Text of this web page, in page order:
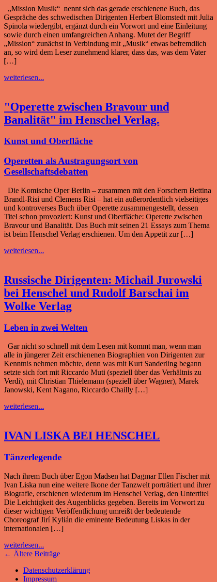
„Mission Musik“ nennt sich das gerade erschienene Buch, das
Gespräche des schwedischen Dirigenten Herbert Blomstedt mit Julia
Spinola wiedergibt, ergänzt durch ein Vorwort und eine Einleitung
sowie durch einen umfangreichen Anhang. Mutet der Begriff
„Mission“ zunächst in Verbindung mit „Musik“ etwas befremdlich
an, so wird dem Leser zunehmend klarer, dass das, was dem Vater
[…]
weiterlesen...
"Operette zwischen Bravour und
Banalität" im Henschel Verlag.
Kunst und Oberfläche
Operetten als Austragungsort von
Gesellschaftsdebatten
Die Komische Oper Berlin – zusammen mit den Forschern Bettina
Brandl-Risi und Clemens Risi – hat ein außerordentlich vielseitiges
und kontroverses Buch über Operette zusammengestellt, dessen
Titel schon provoziert: Kunst und Oberfläche: Operette zwischen
Bravour und Banalität. Das Buch mit seinen 21 Essays zum Thema
ist beim Henschel Verlag erschienen. Um den Appetit zur […]
weiterlesen...
Russische Dirigenten: Michail Jurowski
bei Henschel und Rudolf Barschai im
Wolke Verlag
Leben in zwei Welten
Gar nicht so schnell mit dem Lesen mit kommt man, wenn man
alle in jüngerer Zeit erschienenen Biographien von Dirigenten zur
Kenntnis nehmen möchte, denn was mit Kurt Sanderling begann
setzte sich fort mit Riccardo Muti (speziell über das Verhältnis zu
Verdi), mit Christian Thielemann (speziell über Wagner), Marek
Janowski, Kent Nagano, Riccardo Chailly […]
weiterlesen...
IVAN LISKA BEI HENSCHEL
Tänzerlegende
Nach ihrem Buch über Egon Madsen hat Dagmar Ellen Fischer mit
Ivan Liska nun eine weitere Ikone der Tanzwelt porträtiert und ihrer
Biografie, erschienen wiederum im Henschel Verlag, den Untertitel
Die Leichtigkeit des Augenblicks gegeben. Bereits im Vorwort zu
dieser wichtigen Veröffentlichung umreißt der bedeutende
Choreograf Jirí Kylián die eminente Bedeutung Liskas in der
internationalen […]
weiterlesen...
← Ältere Beiträge
Datenschutzerklärung
Impressum